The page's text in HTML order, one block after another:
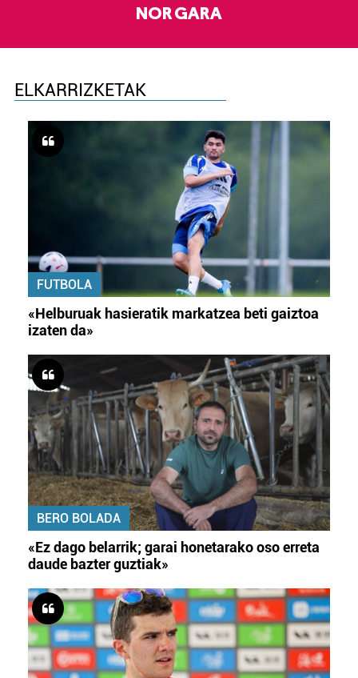
NOR GARA
ELKARRIZKETAK
FUTBOLA
«Helburuak hasieratik markatzea beti gaiztoa
izaten da»
BERO BOLADA
«Ez dago belarrik; garai honetarako oso erreta
daude bazter guztiak»